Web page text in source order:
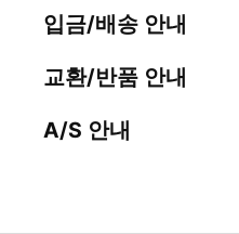
입금/배송 안내
교환/반품 안내
A/S 안내